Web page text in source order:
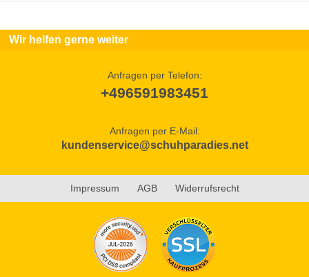
Wir helfen gerne weiter
Anfragen per Telefon:
+496591983451
Anfragen per E-Mail:
kundenservice@schuhparadies.net
Impressum AGB Widerrufsrecht